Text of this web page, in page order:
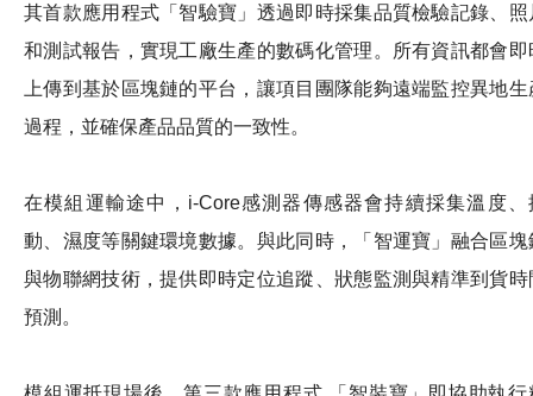
其首款應用程式「智驗寶」透過即時採集品質檢驗記錄、照
和測試報告，實現工廠生產的數碼化管理。所有資訊都會即
上傳到基於區塊鏈的平台，讓項目團隊能夠遠端監控異地生
過程，並確保產品品質的一致性。
在模組運輸途中，i-Core感測器傳感器會持續採集溫度、
動、濕度等關鍵環境數據。與此同時，「智運寶」融合區塊
與物聯網技術，提供即時定位追蹤、狀態監測與精準到貨時
預測。